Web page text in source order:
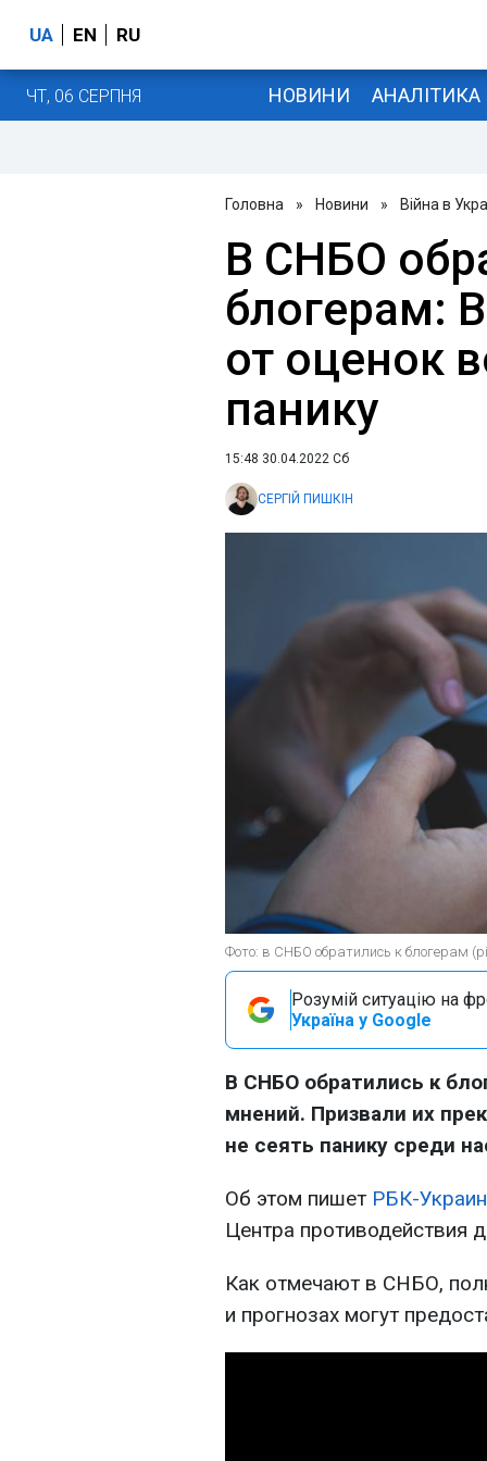
UA EN RU
ЧТ, 06 СЕРПНЯ НОВИНИ АНАЛІТИКА
Головна » Новини » Війна в
В СНБО
блогерам:
от оценок
панику
15:48 30.04.2022 Сб
СЕРГІЙ ПИШКІН
Фото: в СНБО обратились к блогерам
Розумій ситуацію на
Україна у Google
В СНБО обратились к
мнений. Призвали их
не сеять панику среди
Об этом пишет РБК-
Центра
Как отмечают в СНБО,
и прогнозах могут